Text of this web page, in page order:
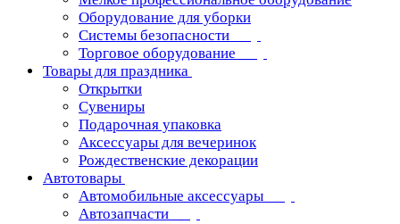
Оборудование для уборки
Системы безопасности
Торговое оборудование
Товары для праздника
Открытки
Сувениры
Подарочная упаковка
Аксессуары для вечеринок
Рождественские декорации
Автотовары
Автомобильные аксессуары
Автозапчасти